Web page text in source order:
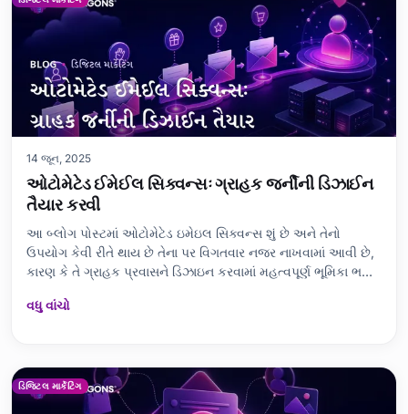
14 જૂન, 2025
ઓટોમેટેડ ઈમેઈલ સિક્વન્સઃ ગ્રાહક જર્નીની ડિઝાઈન
તૈયાર કરવી
આ બ્લોગ પોસ્ટમાં ઓટોમેટેડ ઇમેઇલ સિક્વન્સ શું છે અને તેનો
ઉપયોગ કેવી રીતે થાય છે તેના પર વિગતવાર નજર નાખવામાં આવી છે,
કારણ કે તે ગ્રાહક પ્રવાસને ડિઝાઇન કરવામાં મહત્વપૂર્ણ ભૂમિકા ભજવે
છે અને મુખ્ય ડિઝાઇન વિચારણાઓને આવરી લે છે. તે ગ્રાહક જોડાણ
વધુ વાંચો
ડિજિટલ માર્કેટિંગ